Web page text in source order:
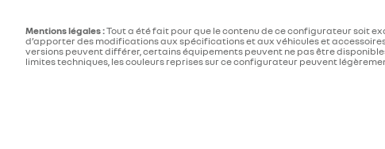
Mentions légales :Tout a été fait pour que le contenu de ce configurateur soit
d’apporter des modifications aux spécifications et aux véhicules et
versions peuvent différer, certains équipements peuvent ne pas être
limites techniques, les couleurs reprises sur ce configurateur peuvent